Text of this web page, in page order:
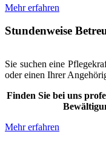
Mehr erfahren
Stundenweise
Sie suchen eine
oder einen Ihrer
Finden Sie bei uns
Mehr erfahren